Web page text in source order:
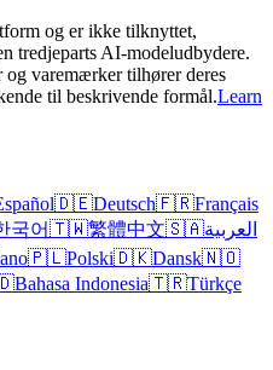
og er ikke tilknyttet,
tredjeparts AI-modeludbydere.
varemærker tilhører deres
til beskrivende formål.Learn
🇩🇪Deutsch🇫🇷Français
국어🇹🇼繁體中文🇸🇦العربية
🇵🇱Polski🇩🇰Dansk🇳🇴
Bahasa Indonesia🇹🇷Türkçe